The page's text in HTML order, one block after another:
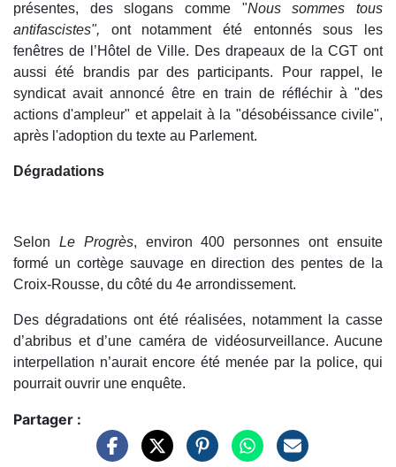
présentes, des slogans comme "Nous sommes tous
antifascistes", ont notamment été entonnés sous les
fenêtres de l’Hôtel de Ville. Des drapeaux de la CGT ont
aussi été brandis par des participants. Pour rappel, le
syndicat avait annoncé être en train de réfléchir à "des
actions d'ampleur" et appelait à la "désobéissance civile",
après l'adoption du texte au Parlement.
Dégradations
Selon Le Progrès, environ 400 personnes ont ensuite
formé un cortège sauvage en direction des pentes de la
Croix-Rousse, du côté du 4e arrondissement.
Des dégradations ont été réalisées, notamment la casse
d’abribus et d’une caméra de vidéosurveillance. Aucune
interpellation n’aurait encore été menée par la police, qui
pourrait ouvrir une enquête.
Partager :